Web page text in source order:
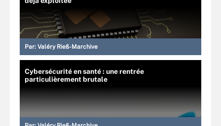
Par: Valéry Rieß-Marchive
Cybersécurité en santé : une rentrée
particulièrement brutale